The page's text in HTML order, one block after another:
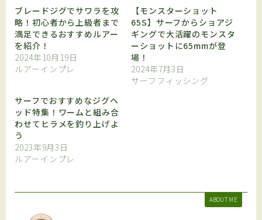
ブレードジグでサワラを攻
略！初心者から上級者まで
満足できるおすすめルアー
を紹介！
2024年10月19日
ルアーインプレ
【モンスターショット
65S】サーフからショアジ
ギングで大活躍のモンスタ
ーショットに65mmが登
場！
2024年7月3日
サーフフィッシング
サーフでおすすめなジグヘ
ッド特集！ワームと組み合
わせてヒラメを釣り上げよ
う
2023年9月3日
ルアーインプレ
ABOUT ME